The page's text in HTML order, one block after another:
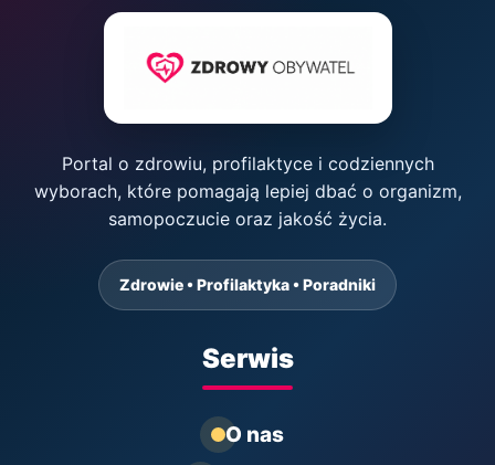
Portal o zdrowiu, profilaktyce i codziennych
wyborach, które pomagają lepiej dbać o organizm,
samopoczucie oraz jakość życia.
Zdrowie • Profilaktyka • Poradniki
Serwis
O nas